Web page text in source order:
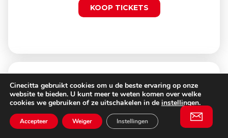
KOOP TICKETS
UITGELICHTE SPECIALS
PREVIOUSLY UNRELEASED 2026
Cinecitta gebruikt cookies om u de beste ervaring op onze
website te bieden. U kunt meer te weten komen over welke
cookies we gebruiken of ze uitschakelen in de instellingen.
Accepteer Weiger Instellingen